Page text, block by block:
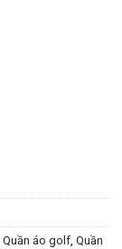
Quần áo golf, Quần